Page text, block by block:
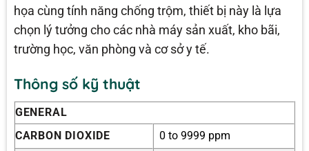
họa cùng tính năng chống trộm, thiết bị này là lựa
chọn lý tưởng cho các nhà máy sản xuất, kho bãi,
trường học, văn phòng và cơ sở y tế.
Thông số kỹ thuật
GENERAL
CARBON DIOXIDE
0 to 9999 ppm